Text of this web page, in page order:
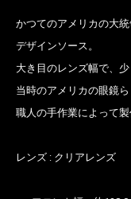
かつてのアメリカの大
デザインソース。
大き目のレンズ幅で、
当時のアメリカの眼鏡
職人の手作業によって製
レンズ : クリアレンズ